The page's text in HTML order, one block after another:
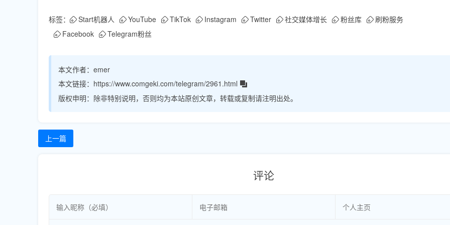
标签： Start机器人 YouTube TikTok Instagram Twitter 社交媒体增长 粉丝库
刷粉服务
Facebook
Telegram粉丝
本文作者： emer
本文链接： https://www.comgeki.com/telegram/2961.html
版权申明： 除非特别说明，否则均为本站原创文章，转载或复制请注明出处。
上一篇
评论